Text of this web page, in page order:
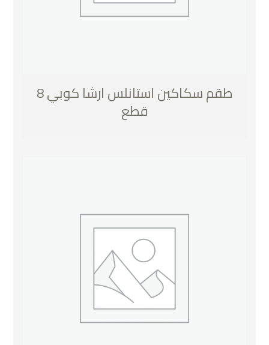
طقم سكاكين استانلس ارشا كوبي 8
قطع